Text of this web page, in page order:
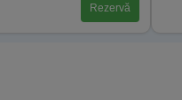
Rezervă